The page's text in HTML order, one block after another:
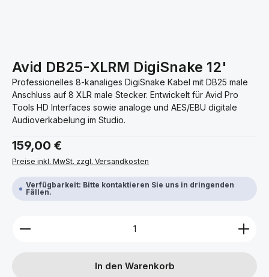
Avid DB25-XLRM DigiSnake 12'
Professionelles 8-kanaliges DigiSnake Kabel mit DB25 male
Anschluss auf 8 XLR male Stecker. Entwickelt für Avid Pro
Tools HD Interfaces sowie analoge und AES/EBU digitale
Audioverkabelung im Studio.
Regulärer Preis:
159,00 €
Preise inkl. MwSt. zzgl. Versandkosten
Verfügbarkeit: Bitte kontaktieren Sie uns in dringenden
Fällen.
Produkt Anzahl: Gib den gewünschten Wert ein
In den Warenkorb